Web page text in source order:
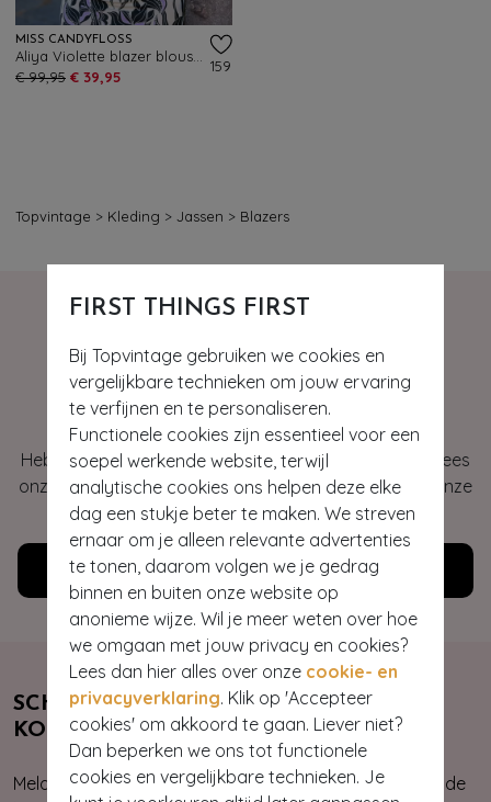
FIRST THINGS FIRST
Bij Topvintage gebruiken we cookies en
vergelijkbare technieken om jouw ervaring
te verfijnen en te personaliseren.
Functionele cookies zijn essentieel voor een
soepel werkende website, terwijl
analytische cookies ons helpen deze elke
dag een stukje beter te maken. We streven
ernaar om je alleen relevante advertenties
te tonen, daarom volgen we je gedrag
binnen en buiten onze website op
anonieme wijze. Wil je meer weten over hoe
we omgaan met jouw privacy en cookies?
Lees dan hier alles over onze cookie- en
privacyverklaring. Klik op 'Accepteer
cookies' om akkoord te gaan. Liever niet?
Dan beperken we ons tot functionele
cookies en vergelijkbare technieken. Je
MISS CANDYFLOSS
€ 99,95 € 39,95
159
Topvintage > Kleding > Jassen > Blazers
Hey gorgeous
Heb je vragen of heb je hulp nodig bij je bestelling? Lees
onze veelgestelde vragen of neem contact op met onze
klantenservice. Wij helpen je graag!
Klantenservice
SCHRIJF JE NU IN & ONTVANG 10%
KORTING
Meld je aan voor onze nieuwsbrief. Zo ben je altijd op de